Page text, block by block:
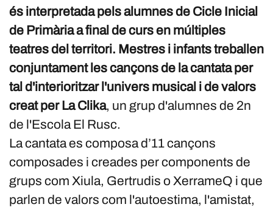
és interpretada pels alumnes de Cicle Inicial
de Primària a final de curs en múltiples
teatres del territori. Mestres i infants treballen
conjuntament les cançons de la cantata per
tal d'interioritzar l'univers musical i de valors
creat per La Clika, un grup d'alumnes de 2n
de l'Escola El Rusc.
La cantata es composa d’11 cançons
composades i creades per components de
grups com Xiula, Gertrudis o XerrameQ i que
parlen de valors com l'autoestima, l'amistat,